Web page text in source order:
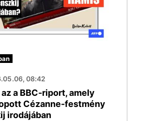
08:42
a BBC-riport, amely
Cézanne-festmény
irodájában